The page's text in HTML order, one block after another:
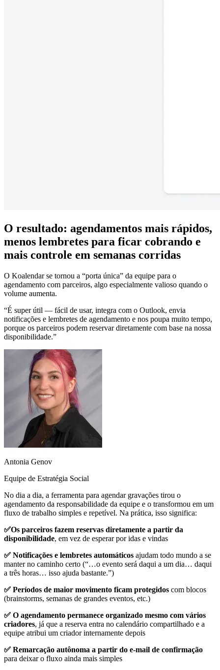
O resultado: agendamentos mais rápidos,
menos lembretes para ficar cobrando e
mais controle em semanas corridas
O Koalendar se tornou a “porta única” da equipe para o
agendamento com parceiros, algo especialmente valioso quando o
volume aumenta.
“É super útil — fácil de usar, integra com o Outlook, envia
notificações e lembretes de agendamento e nos poupa muito tempo,
porque os parceiros podem reservar diretamente com base na nossa
disponibilidade.”
Antonia Genov
Equipe de Estratégia Social
No dia a dia, a ferramenta para agendar gravações tirou o
agendamento da responsabilidade da equipe e o transformou em um
fluxo de trabalho simples e repetível. Na prática, isso significa:
✅Os parceiros fazem reservas diretamente a partir da
disponibilidade, em vez de esperar por idas e vindas
✅ Notificações e lembretes automáticos ajudam todo mundo a se
manter no caminho certo (“…o evento será daqui a um dia… daqui
a três horas… isso ajuda bastante.”)
✅ Períodos de maior movimento ficam protegidos com blocos
(brainstorms, semanas de grandes eventos, etc.)
✅ O agendamento permanece organizado mesmo com vários
criadores, já que a reserva entra no calendário compartilhado e a
equipe atribui um criador internamente depois
✅ Remarcação autônoma a partir do e-mail de confirmação
para deixar o fluxo ainda mais simples